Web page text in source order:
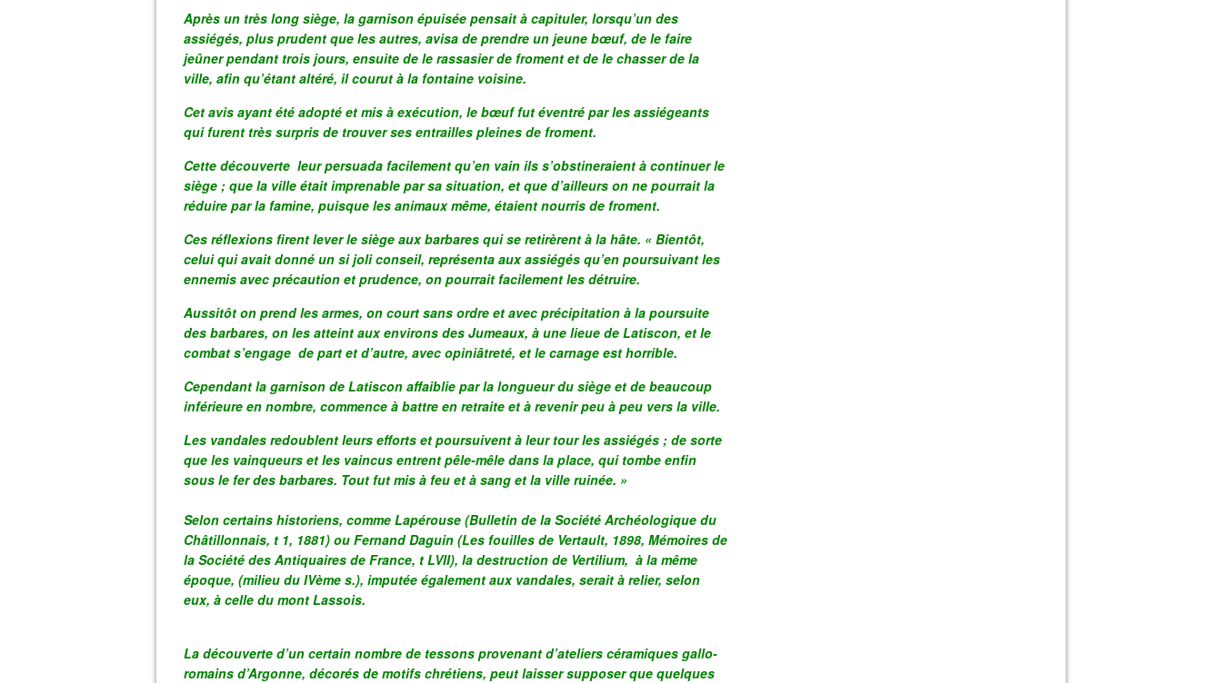
Après un très long siège, la garnison épuisée pensait à capituler, lorsqu’un des
assiégés, plus prudent que les autres, avisa de prendre un jeune bœuf, de le faire
jeûner pendant trois jours, ensuite de le rassasier de froment et de le chasser de la
ville, afin qu’étant altéré, il courut à la fontaine voisine.
Cet avis ayant été adopté et mis à exécution, le bœuf fut éventré par les assiégeants
qui furent très surpris de trouver ses entrailles pleines de froment.
Cette découverte leur persuada facilement qu’en vain ils s’obstineraient à continuer le
siège ; que la ville était imprenable par sa situation, et que d’ailleurs on ne pourrait la
réduire par la famine, puisque les animaux même, étaient nourris de froment.
Ces réflexions firent lever le siège aux barbares qui se retirèrent à la hâte. « Bientôt,
celui qui avait donné un si joli conseil, représenta aux assiégés qu’en poursuivant les
ennemis avec précaution et prudence, on pourrait facilement les détruire.
Aussitôt on prend les armes, on court sans ordre et avec précipitation à la poursuite
des barbares, on les atteint aux environs des Jumeaux, à une lieue de Latiscon, et le
combat s’engage de part et d’autre, avec opiniâtreté, et le carnage est horrible.
Cependant la garnison de Latiscon affaiblie par la longueur du siège et de beaucoup
inférieure en nombre, commence à battre en retraite et à revenir peu à peu vers la ville.
Les vandales redoublent leurs efforts et poursuivent à leur tour les assiégés ; de sorte
que les vainqueurs et les vaincus entrent pêle-mêle dans la place, qui tombe enfin
sous le fer des barbares. Tout fut mis à feu et à sang et la ville ruinée. »
Selon certains historiens, comme Lapérouse (Bulletin de la Société Archéologique du
Châtillonnais, t 1, 1881) ou Fernand Daguin (Les fouilles de Vertault, 1898, Mémoires de
la Société des Antiquaires de France, t LVII), la destruction de Vertilium, à la même
époque, (milieu du IVème s.), imputée également aux vandales, serait à relier, selon
eux, à celle du mont Lassois.
La découverte d’un certain nombre de tessons provenant d’ateliers céramiques gallo-
romains d’Argonne, décorés de motifs chrétiens, peut laisser supposer que quelques